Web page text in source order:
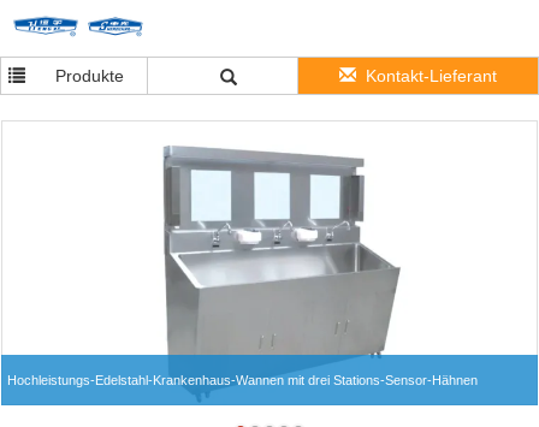
Produkte Kontakt-Lieferant
Hochleistungs-Edelstahl-Krankenhaus-Wannen mit drei Stations-Sensor-Hähnen